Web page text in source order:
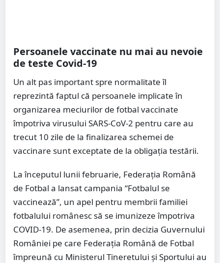
Persoanele vaccinate nu mai au nevoie
de teste Covid-19
Un alt pas important spre normalitate îl
reprezintă faptul că persoanele implicate în
organizarea meciurilor de fotbal vaccinate
împotriva virusului SARS-CoV-2 pentru care au
trecut 10 zile de la finalizarea schemei de
vaccinare sunt exceptate de la obligația testării.
La începutul lunii februarie, Federația Română
de Fotbal a lansat campania “Fotbalul se
vaccinează”, un apel pentru membrii familiei
fotbalului românesc să se imunizeze împotriva
COVID-19. De asemenea, prin decizia Guvernului
României pe care Federația Română de Fotbal
împreună cu Ministerul Tineretului și Sportului au